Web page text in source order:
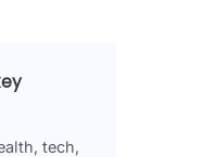
tech,